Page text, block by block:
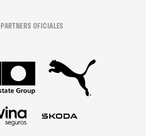
PARTNERS OFICIALES